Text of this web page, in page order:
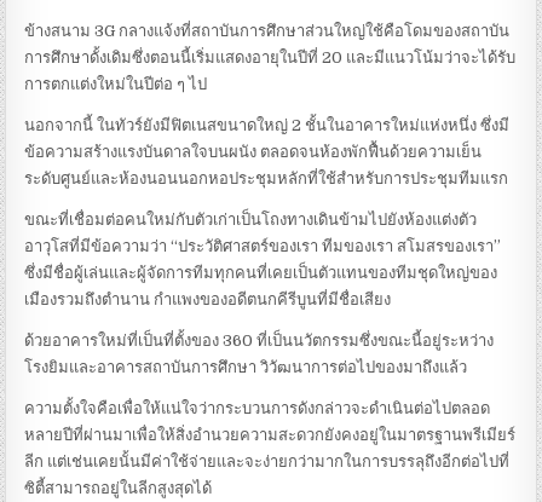
ข้างสนาม 3G กลางแจ้งที่สถาบันการศึกษาส่วนใหญ่ใช้คือโดมของสถาบัน
การศึกษาดั้งเดิมซึ่งตอนนี้เริ่มแสดงอายุในปีที่ 20 และมีแนวโน้มว่าจะได้รับ
การตกแต่งใหม่ในปีต่อ ๆ ไป
นอกจากนี้ ในทัวร์ยังมีฟิตเนสขนาดใหญ่ 2 ชั้นในอาคารใหม่แห่งหนึ่ง ซึ่งมี
ข้อความสร้างแรงบันดาลใจบนผนัง ตลอดจนห้องพักฟื้นด้วยความเย็น
ระดับศูนย์และห้องนอนนอกหอประชุมหลักที่ใช้สำหรับการประชุมทีมแรก
ขณะที่เชื่อมต่อคนใหม่กับตัวเก่าเป็นโถงทางเดินข้ามไปยังห้องแต่งตัว
อาวุโสที่มีข้อความว่า “ประวัติศาสตร์ของเรา ทีมของเรา สโมสรของเรา”
ซึ่งมีชื่อผู้เล่นและผู้จัดการทีมทุกคนที่เคยเป็นตัวแทนของทีมชุดใหญ่ของ
เมืองรวมถึงตำนาน กำแพงของอดีตนกคีรีบูนที่มีชื่อเสียง
ด้วยอาคารใหม่ที่เป็นที่ตั้งของ 360 ที่เป็นนวัตกรรมซึ่งขณะนี้อยู่ระหว่าง
โรงยิมและอาคารสถาบันการศึกษา วิวัฒนาการต่อไปของมาถึงแล้ว
ความตั้งใจคือเพื่อให้แน่ใจว่ากระบวนการดังกล่าวจะดำเนินต่อไปตลอด
หลายปีที่ผ่านมาเพื่อให้สิ่งอำนวยความสะดวกยังคงอยู่ในมาตรฐานพรีเมียร์
ลีก แต่เช่นเคยนั้นมีค่าใช้จ่ายและจะง่ายกว่ามากในการบรรลุถึงอีกต่อไปที่
ซิตี้สามารถอยู่ในลีกสูงสุดได้